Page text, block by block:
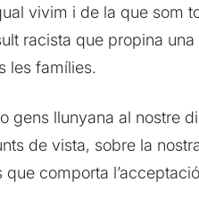
vivim i de la que som
racista que propina
les famílies.
gens llunyana al nostre
de vista, sobre la
que comporta